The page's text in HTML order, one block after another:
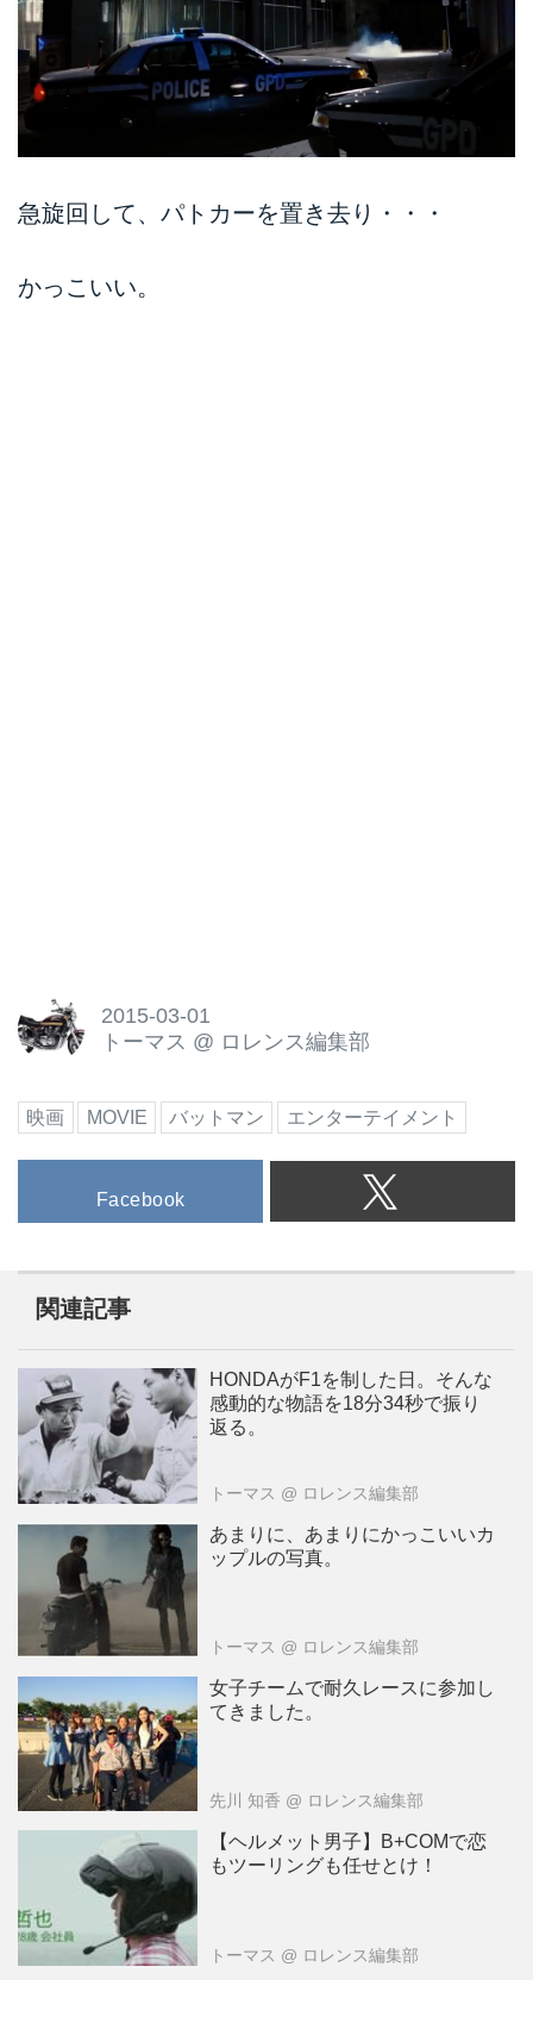
急旋回して、パトカーを置き去り・・・
かっこいい。
2015-03-01
トーマス @ ロレンス編集部
映画 MOVIE バットマン エンターテイメント
Facebook
関連記事
HONDAがF1を制した日。そんな
感動的な物語を18分34秒で振り
返る。
トーマス @ ロレンス編集部
あまりに、あまりにかっこいいカ
ップルの写真。
トーマス @ ロレンス編集部
女子チームで耐久レースに参加し
てきました。
先川 知香 @ ロレンス編集部
【ヘルメット男子】B+COMで恋
もツーリングも任せとけ！
トーマス @ ロレンス編集部